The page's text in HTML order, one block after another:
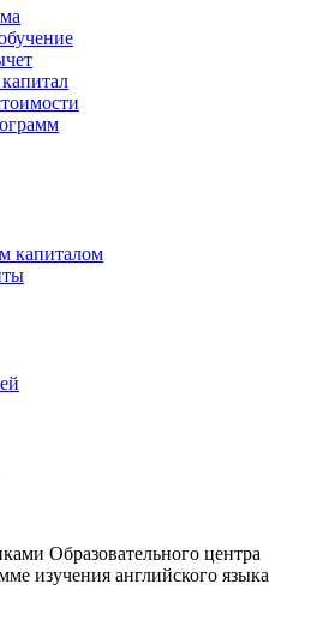
капиталом
Образовательного центра
изучения английского языка